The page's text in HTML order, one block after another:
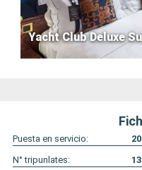
Yacht Club Deluxe
Puesta en servicio:
N° tripunlates: